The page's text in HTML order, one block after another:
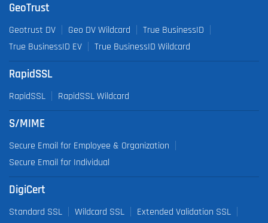
GeoTrust
Geotrust DV Geo DV Wildcard
True BusinessID
True BusinessID EV
True BusinessID Wildcard
RapidSSL
RapidSSL RapidSSL Wildcard
S/MIME
Secure Email for Employee & Organization
Secure Email for Individual
DigiCert
Standard SSL Wildcard SSL
Extended Validation SSL